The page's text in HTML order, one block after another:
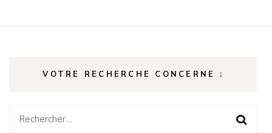
VOTRE RECHERCHE CONCERNE :
Rechercher :